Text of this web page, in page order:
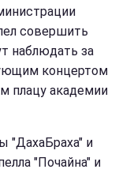
совершить
наблюдать за
концертом
плацу академии
"ДахаБраха" и
"Почайна" и